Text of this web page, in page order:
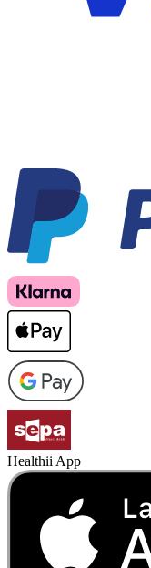
Healthii App